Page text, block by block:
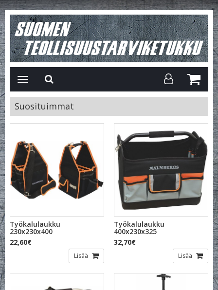
Avaa/Sulje
valikko
Suosituimmat
Työkalulaukku
230x230x400
22,60€
Lisää
Työkalulaukku
400x230x325
32,70€
Lisää